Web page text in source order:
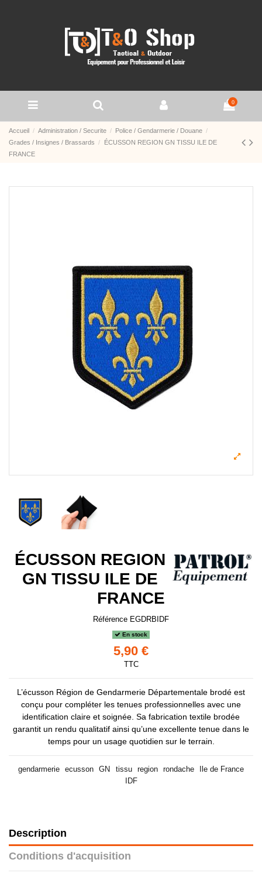
0
Accueil Administration / Securite
Police / Gendarmerie / Douane
Grades / Insignes / Brassards
ÉCUSSON REGION GN TISSU ILE DE
FRANCE
ÉCUSSON REGION
GN TISSU ILE DE
FRANCE
Référence EGDRBIDF
En stock
5,90 €
TTC
L’écusson Région de Gendarmerie Départementale brodé est
conçu pour compléter les tenues professionnelles avec une
identification claire et soignée. Sa fabrication textile brodée
garantit un rendu qualitatif ainsi qu’une excellente tenue dans le
temps pour un usage quotidien sur le terrain.
gendarmerie ecusson GN tissu region rondache
Ile de France
IDF
Description
Conditions d'acquisition